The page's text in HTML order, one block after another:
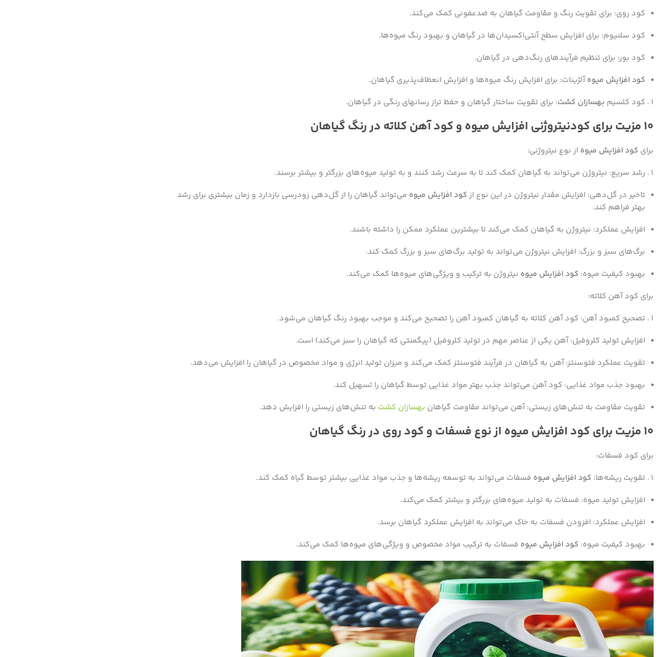
کود روی: برای تقویت رنگ و مقاومت گیاهان به ضدعفونی کمک می‌کند.
کود سلنیوم: برای افزایش سطح آنتی‌اکسیدان‌ها در گیاهان و بهبود رنگ میوه‌ها.
کود بور: برای تنظیم فرآیندهای رنگ‌دهی در گیاهان.
کود افزایش میوهآلژینات: برای افزایش رنگ میوه‌ها و افزایش انعطاف‌پذیری گیاهان.
کود کلسیم بهسازان کشت: برای تقویت ساختار گیاهان و حفظ تراز رسانهای رنگی در گیاهان.
۱۰ مزیت برای کودنیتروژنی افزایش میوه و کود آهن کلاته در رنگ گیاهان
برای کود افزایش میوه از نوع نیتروژنی:
رشد سریع: نیتروژن می‌تواند به گیاهان کمک کند تا به سرعت رشد کنند و به تولید میوه‌های بزرگتر و بیشتر برسند.
تاخیر در گل‌دهی: افزایش مقدار نیتروژن در این نوع از کود افزایش میوه می‌تواند گیاهان را از گل‌دهی زودرسی بازدارد و زمان بیشتری برای رشد
بهتر فراهم کند.
افزایش عملکرد: نیتروژن به گیاهان کمک می‌کند تا بیشترین عملکرد ممکن را داشته باشند.
برگ‌های سبز و بزرگ: افزایش نیتروژن می‌تواند به تولید برگ‌های سبز و بزرگ کمک کند.
بهبود کیفیت میوه: کود افزایش میوه نیتروژن به ترکیب و ویژگی‌های میوه‌ها کمک می‌کند.
برای کود آهن کلاته:
تصحیح کمبود آهن: کود آهن کلاته به گیاهان کمبود آهن را تصحیح می‌کند و موجب بهبود رنگ گیاهان می‌شود.
افزایش تولید کلروفیل: آهن یکی از عناصر مهم در تولید کلروفیل (پیگمنتی که گیاهان را سبز می‌کند) است.
تقویت عملکرد فتوسنتز: آهن به گیاهان در فرآیند فتوسنتز کمک می‌کند و میزان تولید انرژی و مواد مخصوص در گیاهان را افزایش می‌دهد.
بهبود جذب مواد غذایی: کود آهن می‌تواند جذب بهتر مواد غذایی توسط گیاهان را تسهیل کند.
تقویت مقاومت به تنش‌های زیستی: آهن می‌تواند مقاومت گیاهان بهسازان کشت به تنش‌های زیستی را افزایش دهد.
۱۰ مزیت برای کود افزایش میوه از نوع فسفات و کود روی در رنگ گیاهان
برای کود فسفات:
تقویت ریشه‌ها: کود افزایش میوه فسفات می‌تواند به توسعه ریشه‌ها و جذب مواد غذایی بیشتر توسط گیاه کمک کند.
افزایش تولید میوه: فسفات به تولید میوه‌های بزرگتر و بیشتر کمک می‌کند.
افزایش عملکرد: افزودن فسفات به خاک می‌تواند به افزایش عملکرد گیاهان برسد.
بهبود کیفیت میوه: کود افزایش میوه فسفات به ترکیب مواد مخصوص و ویژگی‌های میوه‌ها کمک می‌کند.